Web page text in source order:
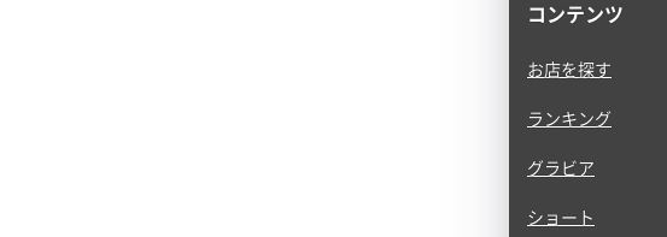
コンテンツ
お店を探す
ランキング
グラビア
ショート